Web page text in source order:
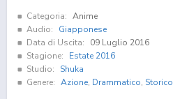
Categoria: Anime
Audio:
Giapponese
Data di Uscita:
09 Luglio 2016
Stagione:
Estate 2016
Studio:
Shuka
Genere: Azione, Drammatico, Storico